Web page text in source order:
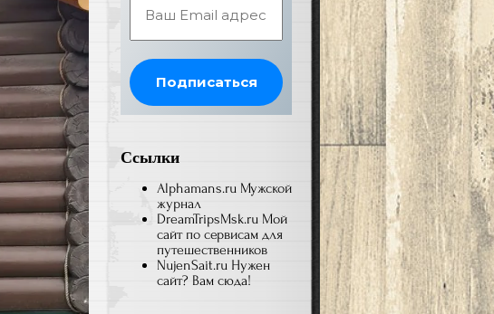
Ссылки
Alphamans.ru Мужской
журнал
DreamTripsMsk.ru Мой
сайт по сервисам для
путешественников
NujenSait.ru Нужен
сайт? Вам сюда!